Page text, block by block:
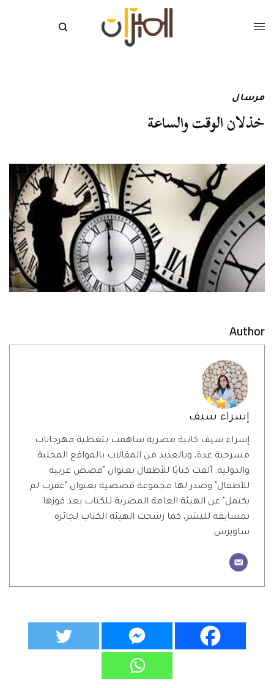
مرسال
خذلان الوقت والساعة
Author
إسراء سيف
إسراء سيف كاتبة مصرية ساهمت بتغطية مهرجانات
مسرحية عدة، وبالعديد من المقالات بالمواقع المحلية
والدولية. ألفت كتابًا للأطفال بعنوان "قصص عربية
للأطفال" وصدر لها مجموعة قصصية بعنوان "عقرب لم
يكتمل" عن الهيئة العامة المصرية للكتاب بعد فوزها
بمسابقة للنشر، كما رشحت الهيئة الكتاب لجائزة
ساويرس.